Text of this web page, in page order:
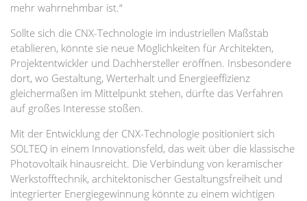
mehr wahrnehmbar ist.“
Sollte sich die CNX-Technologie im industriellen Maßstab
etablieren, könnte sie neue Möglichkeiten für Architekten,
Projektentwickler und Dachhersteller eröffnen. Insbesondere
dort, wo Gestaltung, Werterhalt und Energieeffizienz
gleichermaßen im Mittelpunkt stehen, dürfte das Verfahren
auf großes Interesse stoßen.
Mit der Entwicklung der CNX-Technologie positioniert sich
SOLTEQ in einem Innovationsfeld, das weit über die klassische
Photovoltaik hinausreicht. Die Verbindung von keramischer
Werkstofftechnik, architektonischer Gestaltungsfreiheit und
integrierter Energiegewinnung könnte zu einem wichtigen